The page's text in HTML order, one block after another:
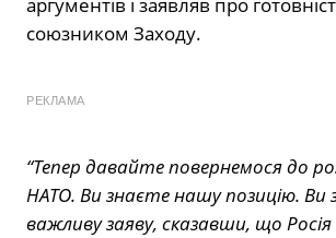
аргументів і заявляв про
союзником Заходу.
РЕКЛАМА
“Тепер давайте повернемося до
НАТО. Ви знаєте нашу позицію. Ви
важливу заяву, сказавши, що